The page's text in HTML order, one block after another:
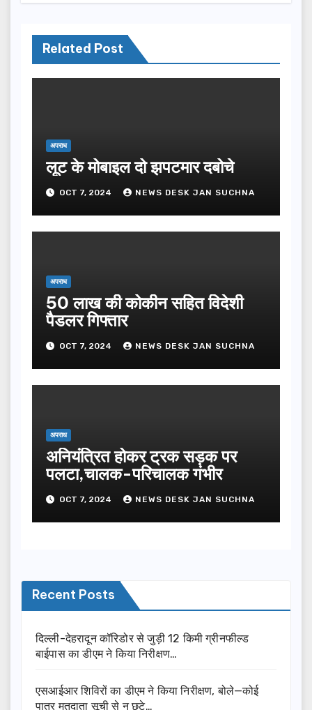
Related Post
अपराध
लूट के मोबाइल दो झपटमार दबोचे
OCT 7, 2024 NEWS DESK JAN SUCHNA
अपराध
50 लाख की कोकीन सहित विदेशी
पैडलर गिफ्तार
OCT 7, 2024 NEWS DESK JAN SUCHNA
अपराध
अनियंत्रित होकर ट्रक सड़क पर
पलटा,चालक-परिचालक गंभीर
OCT 7, 2024 NEWS DESK JAN SUCHNA
Recent Posts
दिल्ली-देहरादून कॉरिडोर से जुड़ी 12 किमी ग्रीनफील्ड
बाईपास का डीएम ने किया निरीक्षण…
एसआईआर शिविरों का डीएम ने किया निरीक्षण, बोले—कोई
पात्र मतदाता सूची से न छूटे…